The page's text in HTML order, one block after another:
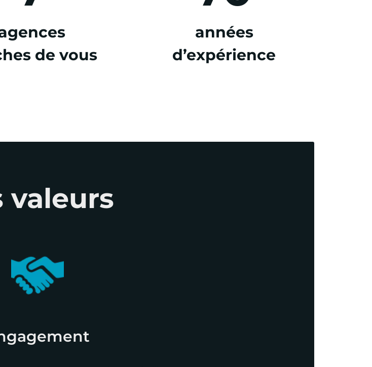
de vous
années
d’expérience
valeurs